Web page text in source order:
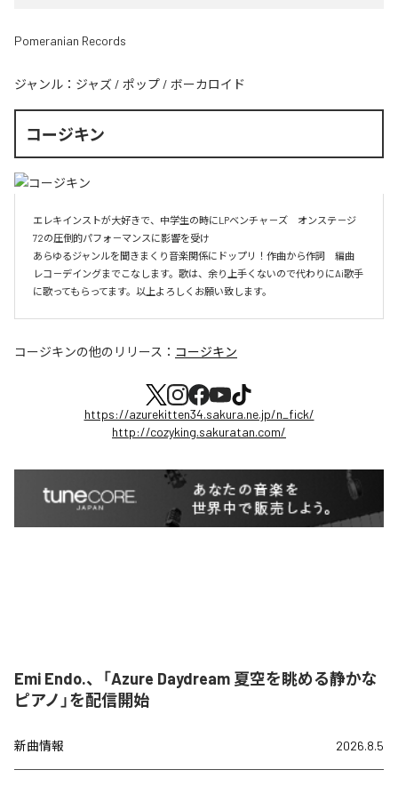
Pomeranian Records
ジャンル： ジャズ / ポップ / ボーカロイド
コージキン
エレキインストが大好きで、中学生の時にLPベンチャ－ズ　オンステ－ジ
72の圧倒的パフォ－マンスに影響を受け
あらゆるジャンルを聞きまくり音楽関係にドップリ！作曲から作詞　編曲
レコ－デイングまでこなします。歌は、余り上手くないので代わりにAi歌手
に歌ってもらってます。以上よろしくお願い致します。
コージキンの他のリリース： コージキン
https://azurekitten34.sakura.ne.jp/n_fick/
http://cozyking.sakuratan.com/
Emi Endo.、「Azure Daydream 夏空を眺める静かな
ピアノ」を配信開始
新曲情報 2026.8.5